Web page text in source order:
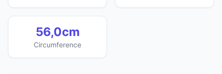
56,0cm
Circumference